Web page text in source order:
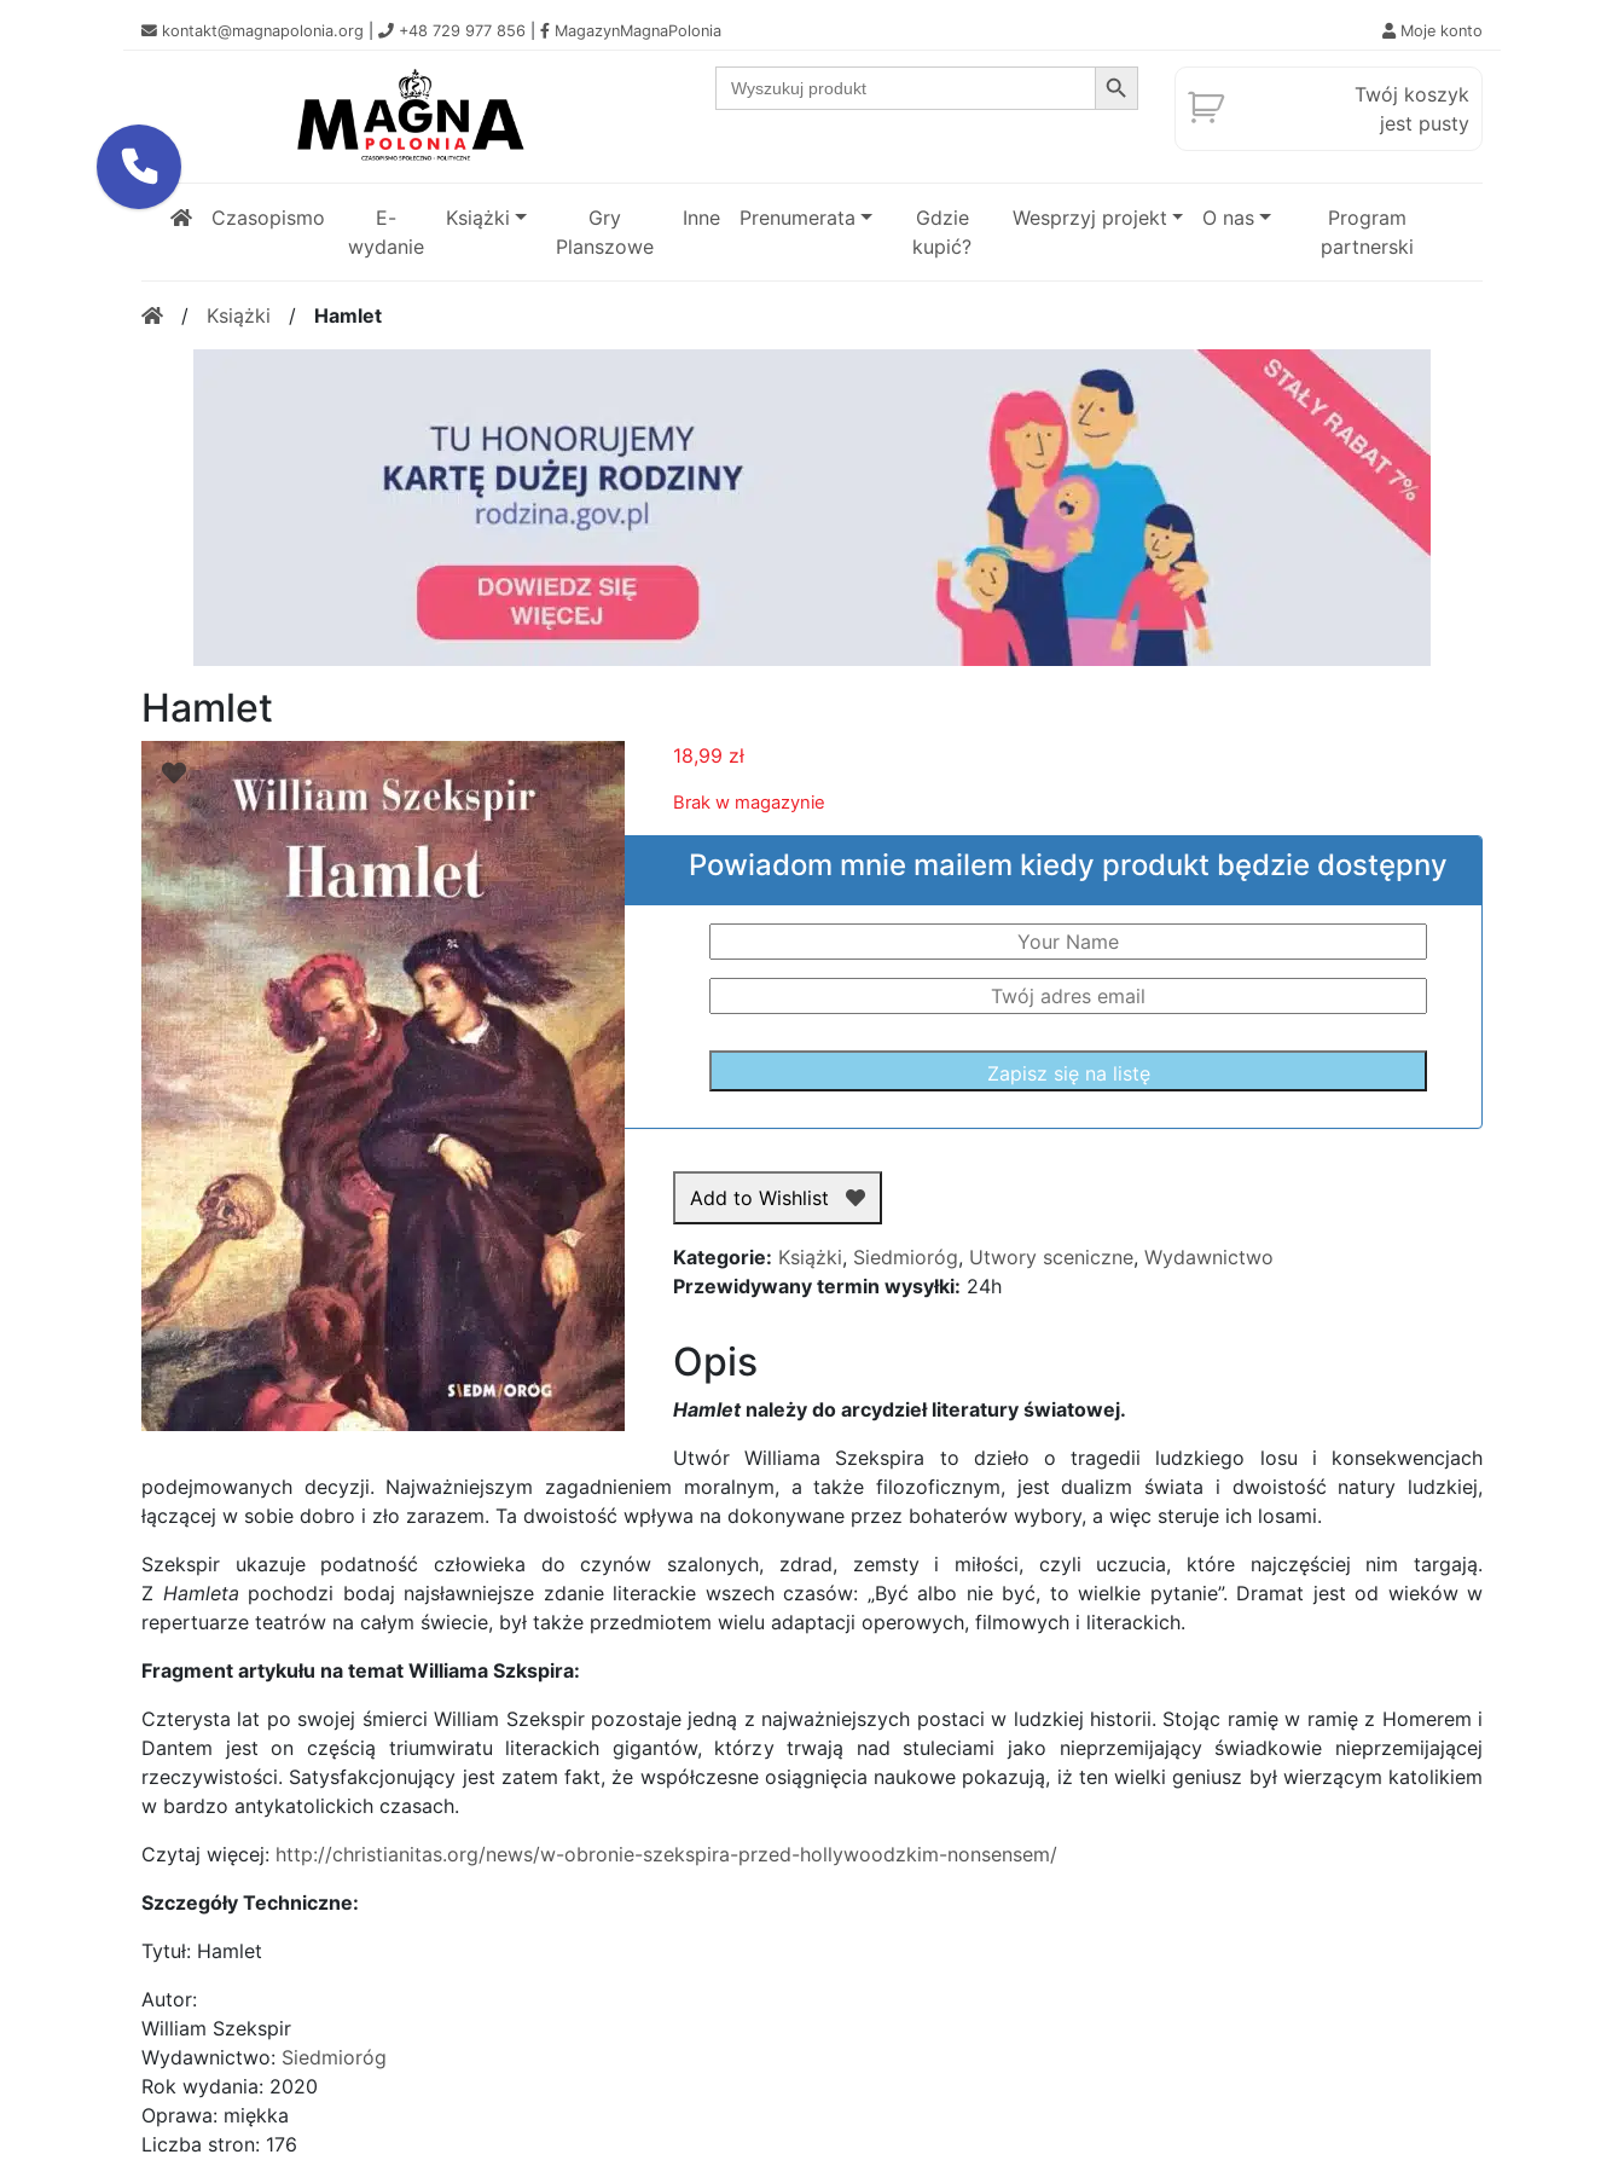
kontakt@magnapolonia.org +48 729 977 856 MagazynMagnaPolonia Moje konto
Search
for:
Search Button
Twój koszyk
jest pusty
Czasopismo
E-
wydanie
Książki
Gry
Planszowe
Inne Prenumerata
Gdzie
kupić?
Wesprzyj projekt O nas
Program
partnerski
/ Książki / Hamlet
Hamlet
18,99 zł
Brak w magazynie
Powiadom mnie mailem kiedy produkt będzie dostępny
Add to Wishlist
Kategorie: Książki, Siedmioróg, Utwory sceniczne, Wydawnictwo
Przewidywany termin wysyłki: 24h
Opis
Hamletnależy do arcydzieł literatury światowej.
Utwór Williama Szekspira to dzieło o tragedii ludzkiego losu i konsekwencjach
podejmowanych decyzji. Najważniejszym zagadnieniem moralnym, a także filozoficznym, jest dualizm świata i dwoistość natury ludzkiej,
łączącej w sobie dobro i zło zarazem. Ta dwoistość wpływa na dokonywane przez bohaterów wybory, a więc steruje ich losami.
Szekspir ukazuje podatność człowieka do czynów szalonych, zdrad, zemsty i miłości, czyli uczucia, które najczęściej nim targają.
Z Hamleta pochodzi bodaj najsławniejsze zdanie literackie wszech czasów: „Być albo nie być, to wielkie pytanie”. Dramat jest od wieków w
repertuarze teatrów na całym świecie, był także przedmiotem wielu adaptacji operowych, filmowych i literackich.
Fragment artykułu na temat Williama Szkspira:
Czterysta lat po swojej śmierci William Szekspir pozostaje jedną z najważniejszych postaci w ludzkiej historii. Stojąc ramię w ramię z Homerem i
Dantem jest on częścią triumwiratu literackich gigantów, którzy trwają nad stuleciami jako nieprzemijający świadkowie nieprzemijającej
rzeczywistości. Satysfakcjonujący jest zatem fakt, że współczesne osiągnięcia naukowe pokazują, iż ten wielki geniusz był wierzącym katolikiem
w bardzo antykatolickich czasach.
Czytaj więcej: http://christianitas.org/news/w-obronie-szekspira-przed-hollywoodzkim-nonsensem/
Szczegóły Techniczne:
Tytuł: Hamlet
Autor:
William Szekspir
Wydawnictwo: Siedmioróg
Rok wydania: 2020
Oprawa: miękka
Liczba stron: 176